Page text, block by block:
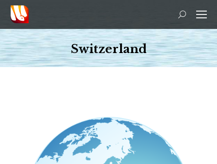
Search:
Switzerland
You are here: